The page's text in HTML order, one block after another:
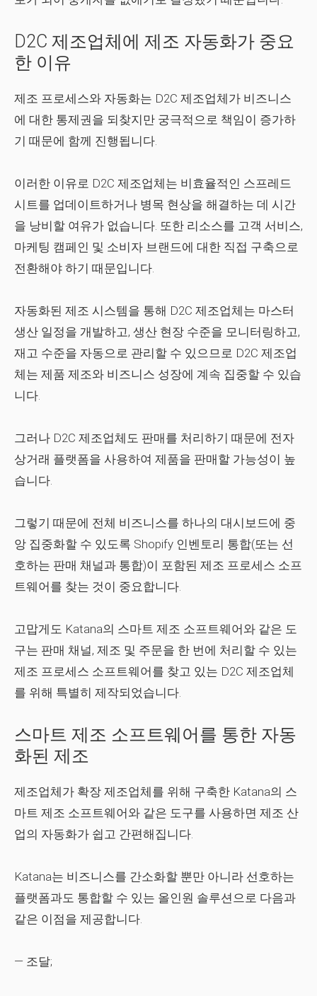
D2C 제조업체에 제조 자동화가 중요
한 이유
제조 프로세스와 자동화는 D2C 제조업체가 비즈니스
에 대한 통제권을 되찾지만 궁극적으로 책임이 증가하
기 때문에 함께 진행됩니다.
이러한 이유로 D2C 제조업체는 비효율적인 스프레드
시트를 업데이트하거나 병목 현상을 해결하는 데 시간
을 낭비할 여유가 없습니다. 또한 리소스를 고객 서비스,
마케팅 캠페인 및 소비자 브랜드에 대한 직접 구축으로
전환해야 하기 때문입니다.
자동화된 제조 시스템을 통해 D2C 제조업체는 마스터
생산 일정을 개발하고, 생산 현장 수준을 모니터링하고,
재고 수준을 자동으로 관리할 수 있으므로 D2C 제조업
체는 제품 제조와 비즈니스 성장에 계속 집중할 수 있습
니다.
그러나 D2C 제조업체도 판매를 처리하기 때문에 전자
상거래 플랫폼을 사용하여 제품을 판매할 가능성이 높
습니다.
그렇기 때문에 전체 비즈니스를 하나의 대시보드에 중
앙 집중화할 수 있도록 Shopify 인벤토리 통합(또는 선
호하는 판매 채널과 통합)이 포함된 제조 프로세스 소프
트웨어를 찾는 것이 중요합니다.
고맙게도 Katana의 스마트 제조 소프트웨어와 같은 도
구는 판매 채널, 제조 및 주문을 한 번에 처리할 수 있는
제조 프로세스 소프트웨어를 찾고 있는 D2C 제조업체
를 위해 특별히 제작되었습니다.
스마트 제조 소프트웨어를 통한 자동
화된 제조
제조업체가 확장 제조업체를 위해 구축한 Katana의 스
마트 제조 소프트웨어와 같은 도구를 사용하면 제조 산
업의 자동화가 쉽고 간편해집니다.
Katana는 비즈니스를 간소화할 뿐만 아니라 선호하는
플랫폼과도 통합할 수 있는 올인원 솔루션으로 다음과
같은 이점을 제공합니다.
— 조달;